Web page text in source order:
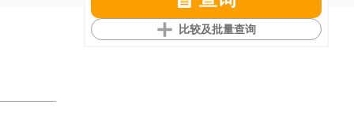
比较及批量查询